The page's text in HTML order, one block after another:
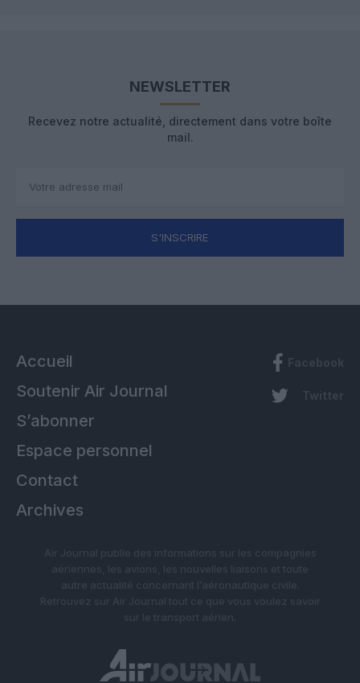
NEWSLETTER
Recevez notre actualité, directement dans votre boîte
mail.
S'INSCRIRE
Accueil
Soutenir Air Journal
S’abonner
Espace personnel
Contact
Archives